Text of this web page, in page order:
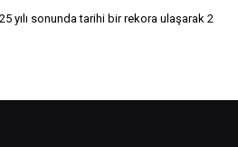
yılı sonunda tarihi bir rekora ulaşarak 2